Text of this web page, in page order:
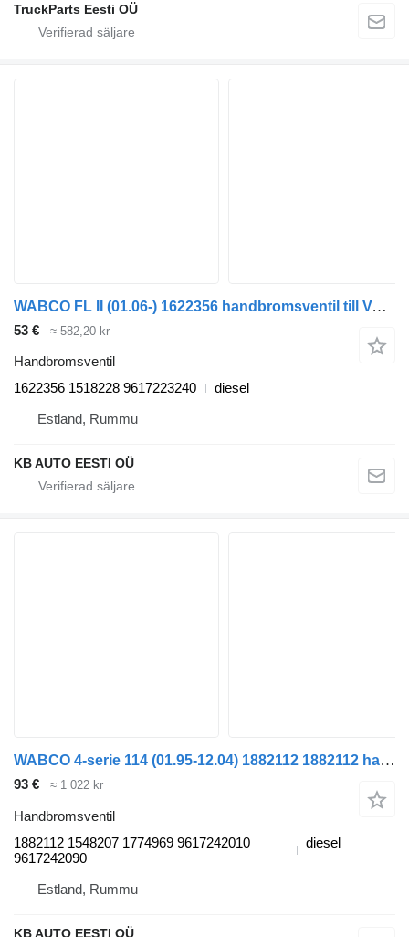
TruckParts Eesti OÜ
WABCO FL II (01.06-) 1622356 handbromsventil till Volvo FL, FE (2005-2014) lastbil
53 € ≈ 582,20 kr
Handbromsventil
1622356 1518228 9617223240
diesel
Estland, Rummu
KB AUTO EESTI OÜ
WABCO 4-serie 114 (01.95-12.04) 1882112 1882112 handbromsventil till Scania 4-series (1995-2006) lastbil
93 € ≈ 1 022 kr
Handbromsventil
1882112 1548207 1774969 9617242010
9617242090
diesel
Estland, Rummu
KB AUTO EESTI OÜ